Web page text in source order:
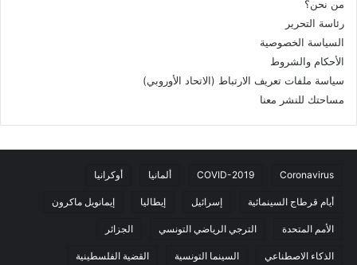
من نحن؟
رئاسة التحرير
السياسة الخصوصية
الأحكام والشروط
سياسة ملفات تعريف الارتباط (الاتحاد الأوروبي)
مساحتك للنشر معنا
Coronavirus
COVID-2019 ألمانيا أوكرانيا
أيام قرطاج السينمائية إسرائيل إيطاليا إيمانويل ماكرون
الأمم المتحدة الترجي الرياضي التونسي الجزائر
الذكاء الاصطناعي السينما التونسية القضية الفلسطينية